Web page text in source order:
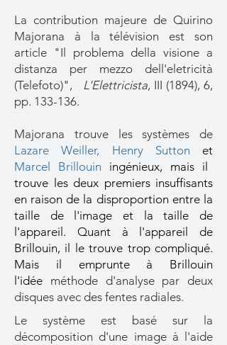
La contribution majeure de Quirino
Majorana à la télévision est son
article "Il problema della visione a
distanza per mezzo dell'eletricità
(Telefoto)", L'Elettricista, III (1894), 6,
pp. 133-136.
Majorana trouve les systèmes de
Lazare Weiller, Henry Sutton et
Marcel Brillouin ingénieux, mais il
trouve les deux premiers insuffisants
en raison de la disproportion entre la
taille de l'image et la taille de
l'appareil. Quant à l'appareil de
Brillouin, il le trouve trop compliqué.
Mais il emprunte à Brillouin
l'idée méthode d'analyse par deux
disques avec des fentes radiales.
Le système est basé sur la
décomposition d'une image à l'aide